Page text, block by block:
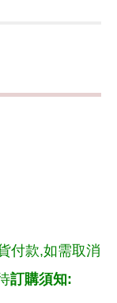
付款,如需取消
訂購須知: